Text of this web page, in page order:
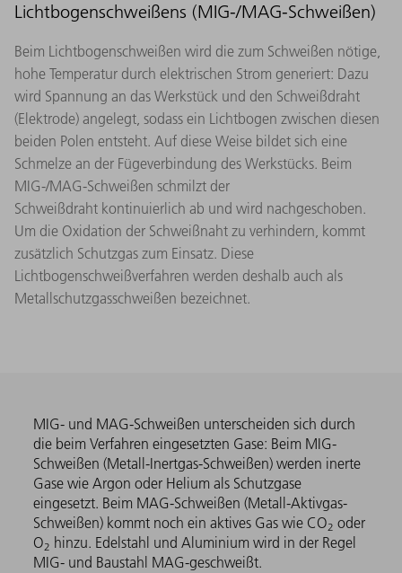
Lichtbogenschweißens (MIG-/MAG-Schweißen)
Beim Lichtbogenschweißen wird die zum Schweißen nötige,
hohe Temperatur durch elektrischen Strom generiert: Dazu
wird Spannung an das Werkstück und den Schweißdraht
(Elektrode) angelegt, sodass ein Lichtbogen zwischen diesen
beiden Polen entsteht. Auf diese Weise bildet sich eine
Schmelze an der Fügeverbindung des Werkstücks. Beim
MIG-/MAG-Schweißen schmilzt der
Schweißdraht kontinuierlich ab und wird nachgeschoben.
Um die Oxidation der Schweißnaht zu verhindern, kommt
zusätzlich Schutzgas zum Einsatz. Diese
Lichtbogenschweißverfahren werden deshalb auch als
Metallschutzgasschweißen bezeichnet.
MIG- und MAG-Schweißen unterscheiden sich durch
die beim Verfahren eingesetzten Gase: Beim MIG-
Schweißen (Metall-Inertgas-Schweißen) werden inerte
Gase wie Argon oder Helium als Schutzgase
eingesetzt. Beim MAG-Schweißen (Metall-Aktivgas-
Schweißen) kommt noch ein aktives Gas wie CO2 oder
O2 hinzu. Edelstahl und Aluminium wird in der Regel
MIG- und Baustahl MAG-geschweißt.